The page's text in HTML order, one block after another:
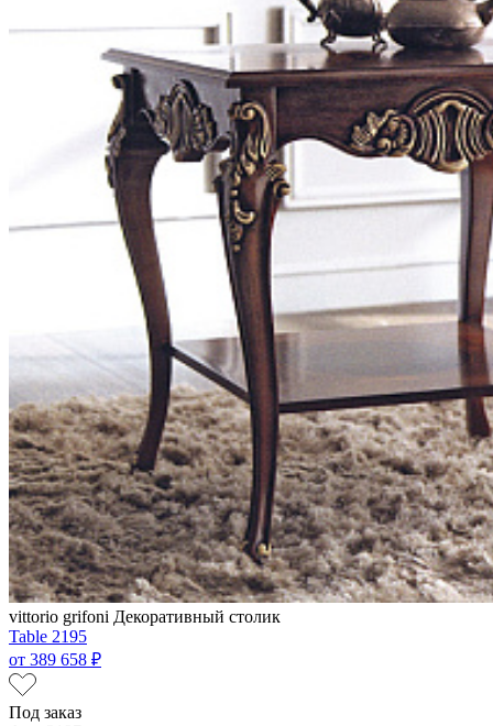
vittorio grifoni Декоративный столик
Table 2195
от 389 658 ₽
Под заказ